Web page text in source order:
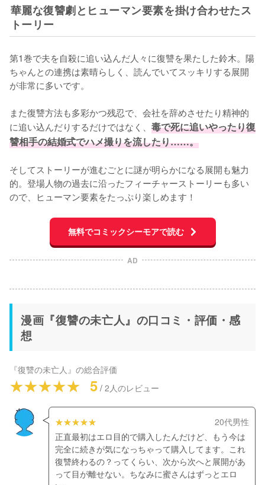
華麗な復讐劇とヒューマン要素を掛け合わせたス
トーリー
第1巻で夫を自殺に追い込んだ人々に復讐を果たした鈴木。陽
ちゃんとの連携は素晴らしく、読んでいてスッキリする展開
が非常に多いです。
また復讐方法も多彩かつ残忍で、会社を辞めさせたり精神的
に追い込んだりするだけではなく、 毒で死に追いやったり復
讐相手の結婚式でハメ撮りを流したり……。
そしてストーリーが進むごとに謎が明らかになる展開も魅力
的。登場人物の過去に沿ったフィーチャーストーリーも多い
ので、ヒューマン要素をたっぷり楽しめます！
無料でコミックシーモアで読む
AD
漫画『復讐の未亡人』の口コミ・評価・感
想
『復讐の未亡人』 の総合評価
5 / 2 人のレビュー
20代男性
正直最初はエロ目的で購入したんだけど、もう今は
完全に続きが気になっちゃって購入してます。これ
復讐終わるの？ってくらい、次から次へと展開があ
って目が離せない。ちなみに蜜さんはずっとエロ